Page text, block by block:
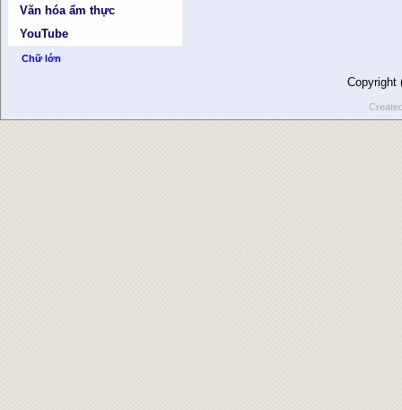
Văn hóa ẩm thực
YouTube
Chữ lớn
Copyright